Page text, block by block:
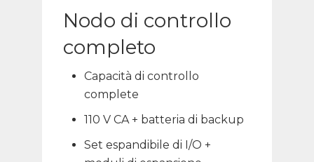
Nodo di controllo
completo
Capacità di controllo
complete
110 V CA + batteria di backup
Set espandibile di I/O +